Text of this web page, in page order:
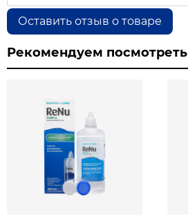
Оставить отзыв о товаре
Рекомендуем посмотреть